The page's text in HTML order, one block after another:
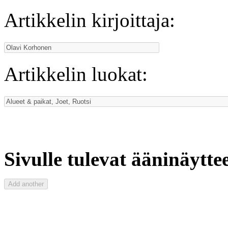
Artikkelin kirjoittaja:
Artikkelin luokat:
Sivulle tulevat